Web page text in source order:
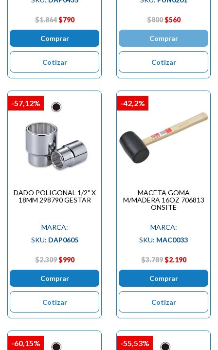
$1.864 $790
Comprar
Cotizar
$800 $560
Comprar
Cotizar
DADO POLIGONAL 1/2" X
18MM 298790 GESTAR
MARCA:
SKU: DAP0605
$2.309 $990
Comprar
Cotizar
-57,12%
MACETA GOMA
M/MADERA 16OZ 706813
ONSITE
MARCA:
SKU: MAC0033
$3.789 $2.190
Comprar
Cotizar
-42,2%
-60,15% -55,53%